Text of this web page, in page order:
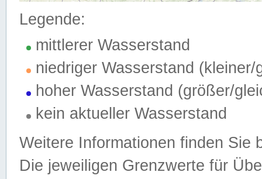
Legende:
mittlerer Wasserstand
niedriger Wasserstand (kleiner/
hoher Wasserstand (größer/
kein aktueller Wasserstand
Weitere Informationen finden Sie
Die jeweiligen Grenzwerte für